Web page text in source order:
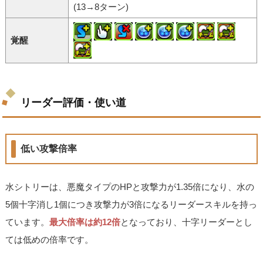
(13→8ターン)
覚醒
リーダー評価・使い道
低い攻撃倍率
水シトリーは、悪魔タイプのHPと攻撃力が1.35倍になり、水の
5個十字消し1個につき攻撃力が3倍になるリーダースキルを持っ
ています。最大倍率は約12倍となっており、十字リーダーとし
ては低めの倍率です。